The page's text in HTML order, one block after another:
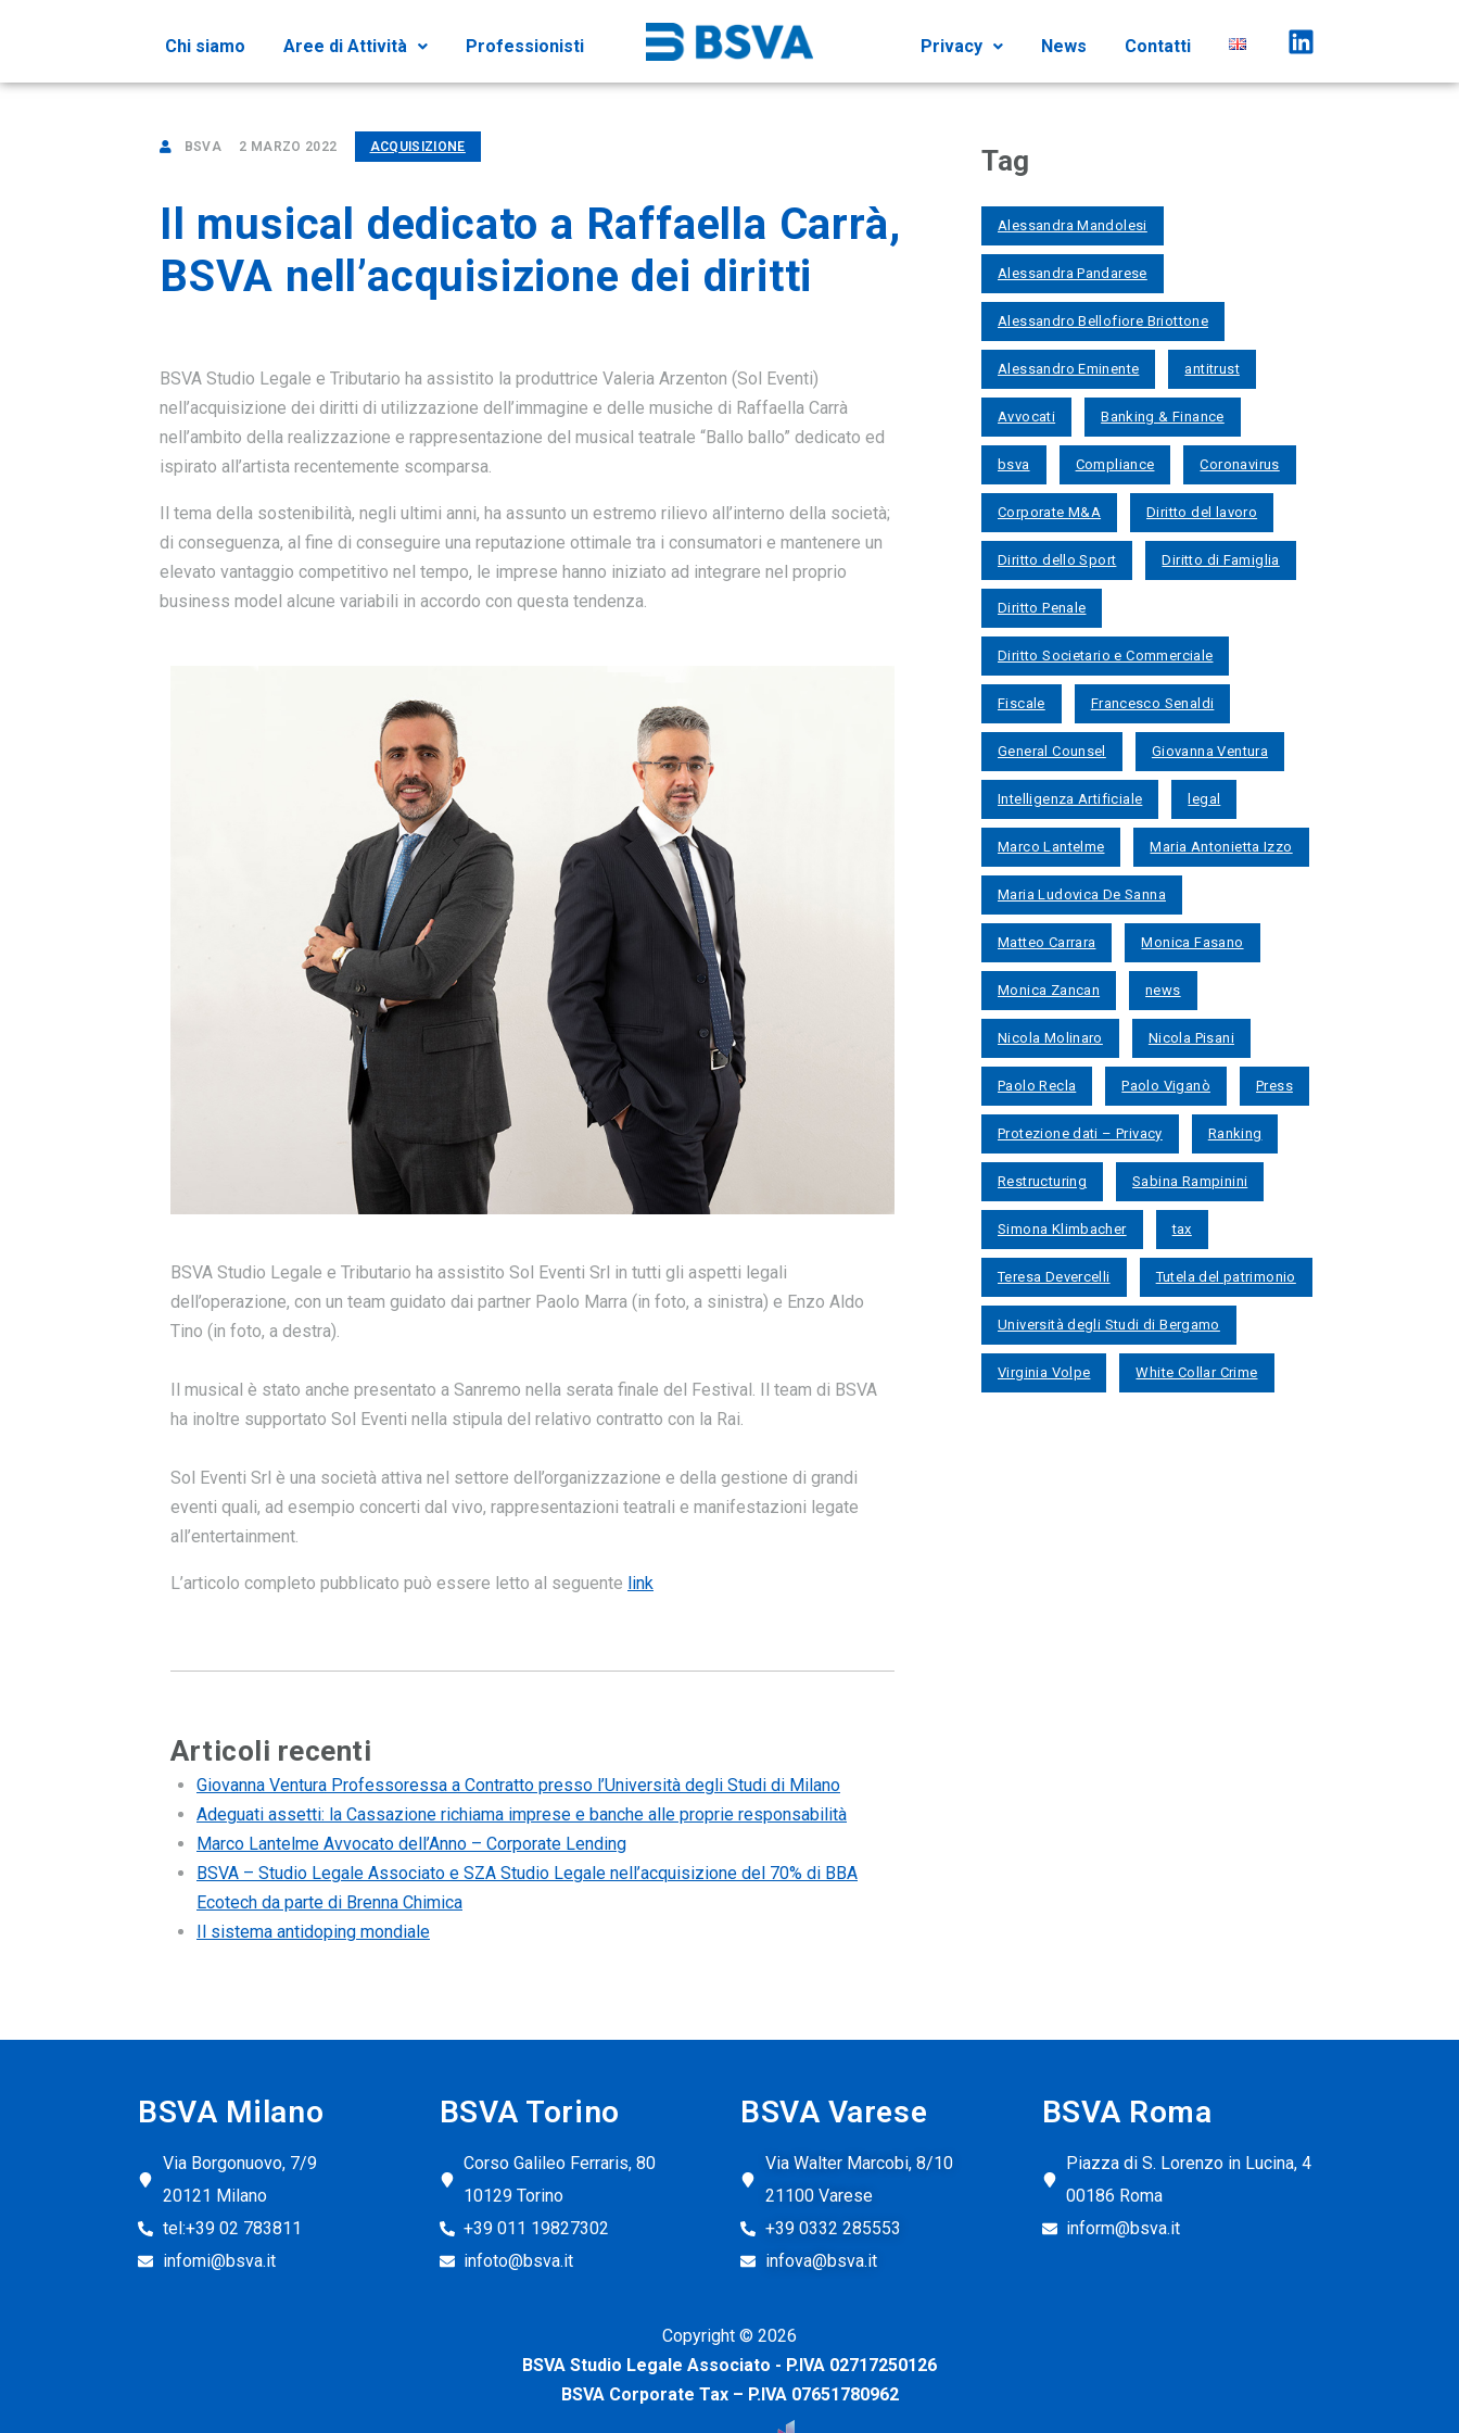
Chi siamo Aree di Attività Professionisti Privacy News Contatti
BSVA 2 MARZO 2022 ACQUISIZIONE
Il musical dedicato a Raffaella Carrà,
BSVA nell’acquisizione dei diritti
BSVA Studio Legale e Tributario ha assistito la produttrice Valeria Arzenton (Sol Eventi)
nell’acquisizione dei diritti di utilizzazione dell’immagine e delle musiche di Raffaella Carrà
nell’ambito della realizzazione e rappresentazione del musical teatrale “Ballo ballo” dedicato ed
ispirato all’artista recentemente scomparsa.
Il tema della sostenibilità, negli ultimi anni, ha assunto un estremo rilievo all’interno della società;
di conseguenza, al fine di conseguire una reputazione ottimale tra i consumatori e mantenere un
elevato vantaggio competitivo nel tempo, le imprese hanno iniziato ad integrare nel proprio
business model alcune variabili in accordo con questa tendenza.
BSVA Studio Legale e Tributario ha assistito Sol Eventi Srl in tutti gli aspetti legali
dell’operazione, con un team guidato dai partner Paolo Marra (in foto, a sinistra) e Enzo Aldo
Tino (in foto, a destra).
Il musical è stato anche presentato a Sanremo nella serata finale del Festival. Il team di BSVA
ha inoltre supportato Sol Eventi nella stipula del relativo contratto con la Rai.
Sol Eventi Srl è una società attiva nel settore dell’organizzazione e della gestione di grandi
eventi quali, ad esempio concerti dal vivo, rappresentazioni teatrali e manifestazioni legate
all’entertainment.
L’articolo completo pubblicato può essere letto al seguente link
Articoli recenti
Giovanna Ventura Professoressa a Contratto presso l’Università degli Studi di Milano
Adeguati assetti: la Cassazione richiama imprese e banche alle proprie responsabilità
Marco Lantelme Avvocato dell’Anno – Corporate Lending
BSVA – Studio Legale Associato e SZA Studio Legale nell’acquisizione del 70% di BBA
Ecotech da parte di Brenna Chimica
Il sistema antidoping mondiale
Tag
Alessandra Mandolesi
Alessandra Pandarese
Alessandro Bellofiore Briottone
Alessandro Eminente antitrust
Avvocati Banking & Finance
bsva Compliance Coronavirus
Corporate M&A Diritto del lavoro
Diritto dello Sport Diritto di Famiglia
Diritto Penale
Diritto Societario e Commerciale
Fiscale Francesco Senaldi
General Counsel Giovanna Ventura
Intelligenza Artificiale legal
Marco Lantelme Maria Antonietta Izzo
Maria Ludovica De Sanna
Matteo Carrara Monica Fasano
Monica Zancan news
Nicola Molinaro Nicola Pisani
Paolo Recla Paolo Viganò Press
Protezione dati – Privacy Ranking
Restructuring Sabina Rampinini
Simona Klimbacher tax
Teresa Devercelli Tutela del patrimonio
Università degli Studi di Bergamo
Virginia Volpe White Collar Crime
BSVA Milano
Via Borgonuovo, 7/9
20121 Milano
tel:+39 02 783811
infomi@bsva.it
BSVA Torino
Corso Galileo Ferraris, 80
10129 Torino
+39 011 19827302
infoto@bsva.it
BSVA Varese
Via Walter Marcobi, 8/10
21100 Varese
+39 0332 285553
infova@bsva.it
BSVA Roma
Piazza di S. Lorenzo in Lucina, 4
00186 Roma
inform@bsva.it
Copyright © 2026
BSVA Studio Legale Associato - P.IVA 02717250126
BSVA Corporate Tax – P.IVA 07651780962